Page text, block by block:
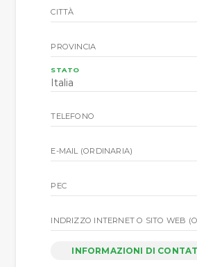
CITTÀ
PROVINCIA
STATO
TELEFONO
E-MAIL (ORDINARIA)
PEC
INDRIZZO INTERNET O SITO WEB
INFORMAZIONI DI